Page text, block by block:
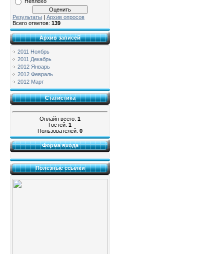
Результаты | Архив опросов
Всего ответов: 139
Архив записей
2011 Ноябрь
2011 Декабрь
2012 Январь
2012 Февраль
2012 Март
Статистика
Онлайн всего: 1
Гостей: 1
Пользователей: 0
Форма входа
Полезные ссылки